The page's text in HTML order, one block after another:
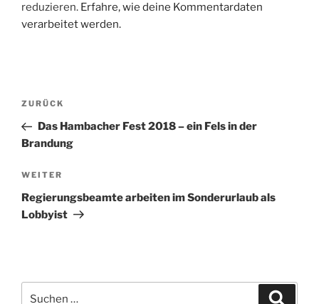
reduzieren. Erfahre, wie deine Kommentardaten
verarbeitet werden.
Beitragsnavigation
Vorheriger
Beitrag
ZURÜCK
Das Hambacher Fest 2018 – ein Fels in der
Brandung
Nächster
Beitrag
WEITER
Regierungsbeamte arbeiten im Sonderurlaub als
Lobbyist